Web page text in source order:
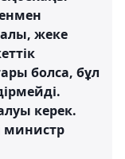
жеке
болса, бұл
керек.
министр